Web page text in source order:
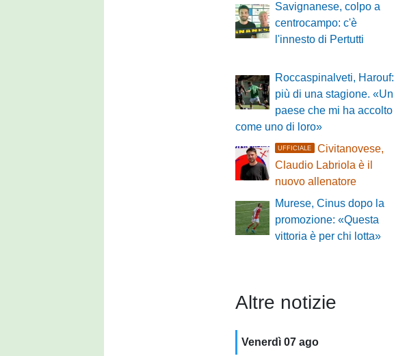
Savignanese, colpo a
centrocampo: c'è
l'innesto di Pertutti
Roccaspinalveti, Harouf:
più di una stagione. «Un
paese che mi ha accolto
come uno di loro»
UFFICIALE
Civitanovese,
Claudio Labriola è il
nuovo allenatore
Murese, Cinus dopo la
promozione: «Questa
vittoria è per chi lotta»
Altre notizie
Venerdì 07 ago